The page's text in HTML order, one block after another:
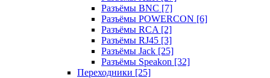
Разъёмы BNC [7]
Разъёмы POWERCON [6]
Разъёмы RCA [2]
Разъёмы RJ45 [3]
Разъёмы Jack [25]
Разъёмы Speakon [32]
Переходники [25]